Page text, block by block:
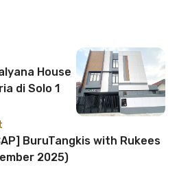
House
BuruTangkis with Rukees
2025)